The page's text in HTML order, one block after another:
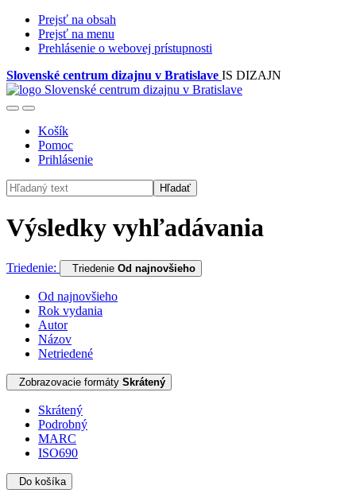
Prejsť na obsah
Prejsť na menu
Prehlásenie o webovej prístupnosti
Slovenské centrum dizajnu v Bratislave IS DIZAJN
Košík
Pomoc
Prihlásenie
Hľadať
Výsledky vyhľadávania
Triedenie: Triedenie Od najnovšieho
Od najnovšieho
Rok vydania
Autor
Názov
Netriedené
Zobrazovacie formáty Skrátený
Skrátený
Podrobný
MARC
ISO690
Do košíka